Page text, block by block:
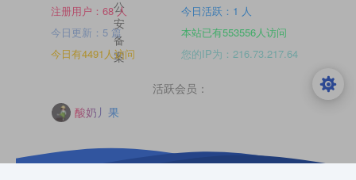
注册用户：68 人
今日活跃：1 人
今日更新：5 篇
本站已有553556人访问
今日有4491人访问
您的IP为：216.73.217.64
活跃会员：
酸奶丿果